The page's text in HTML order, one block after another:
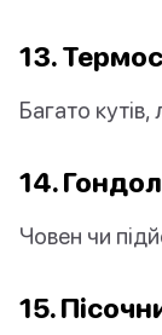
13.
Багато
14.
Човен чи
15.